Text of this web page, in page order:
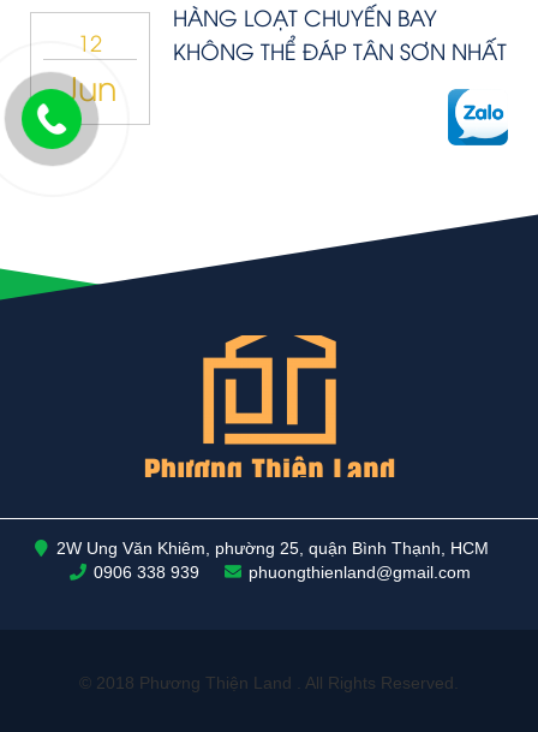
12
Jun
HÀNG LOẠT CHUYẾN BAY
KHÔNG THỂ ĐÁP TÂN SƠN NHẤT
2W Ung Văn Khiêm, phường 25, quận Bình Thạnh, HCM
0906 338 939
phuongthienland@gmail.com
© 2018 Phương Thiện Land . All Rights Reserved.